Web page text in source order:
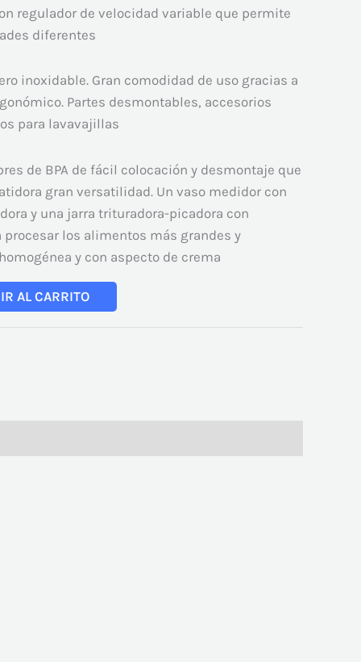
regulador de velocidad variable que permite
diferentes
inoxidable. Gran comodidad de uso gracias a
Partes desmontables, accesorios
para lavavajillas
de BPA de fácil colocación y desmontaje que
gran versatilidad. Un vaso medidor con
y una jarra trituradora-picadora con
los alimentos más grandes y
y con aspecto de crema
AL CARRITO